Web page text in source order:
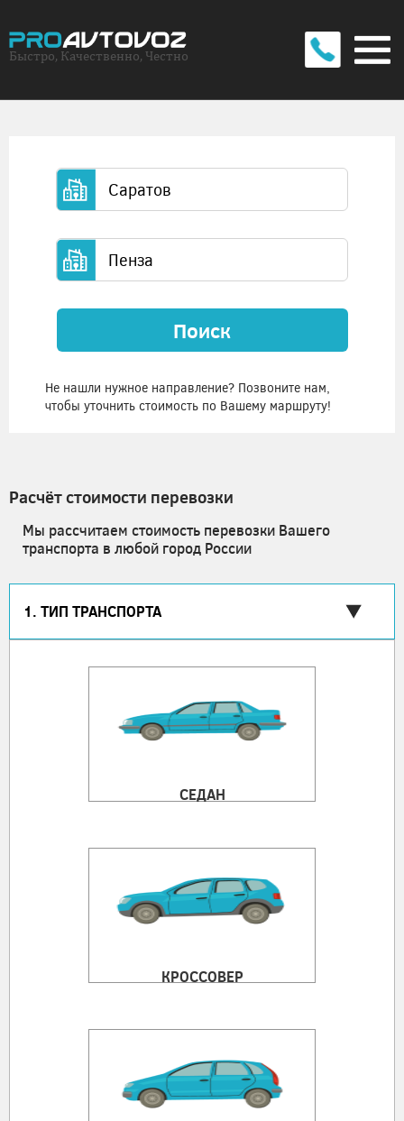
Быстро, Качественно, Честно
Поиск
Не нашли нужное направление? Позвоните нам,
чтобы уточнить стоимость по Вашему маршруту!
Расчёт стоимости перевозки
Мы рассчитаем стоимость перевозки Вашего
транспорта в любой город России
1. ТИП ТРАНСПОРТА
СЕДАН
КРОССОВЕР